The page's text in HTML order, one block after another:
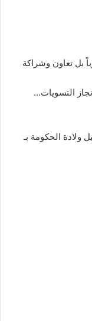
بل تعاون وشراكة
التسويات…
ولادة الحكومة بـ